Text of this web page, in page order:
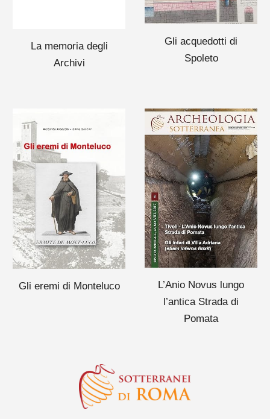
La memoria degli
Archivi
Gli acquedotti di
Spoleto
Gli eremi di Monteluco
L’Anio Novus lungo
l’antica Strada di
Pomata